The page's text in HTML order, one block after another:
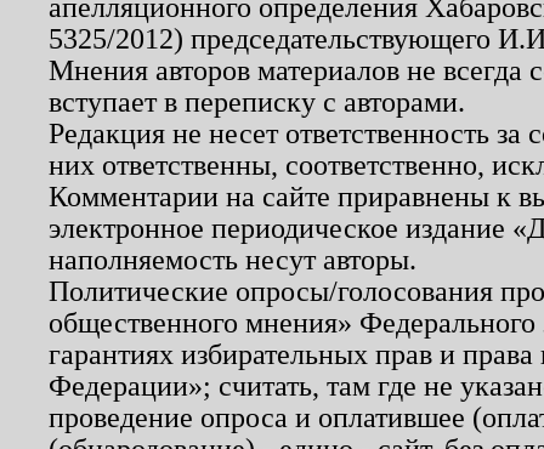
апелляционного определения
5325/2012) председательствующего
Мнения авторов материалов не
вступает в переписку с авторами.
Редакция не несет ответственность
них ответственны, соответственно,
Комментарии на сайте приравнены к
электронное периодическое издание
наполняемость несут авторы.
Политические опросы/голосования
общественного мнения»
гарантиях избирательных прав и
Федерации»; считать, там где не
проведение опроса и оплатившее